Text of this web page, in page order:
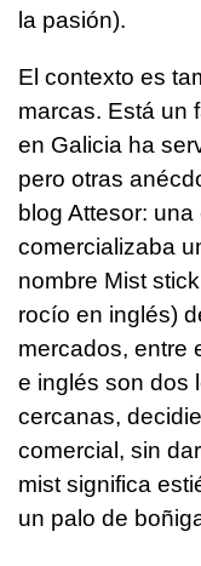
la pasión).
El contexto es
marcas. Está un
en Galicia ha
pero otras
blog Attesor:
comercializaba
nombre Mist
rocío en inglés)
mercados, entre
e inglés son dos
cercanas,
comercial, sin
mist significa
un palo de